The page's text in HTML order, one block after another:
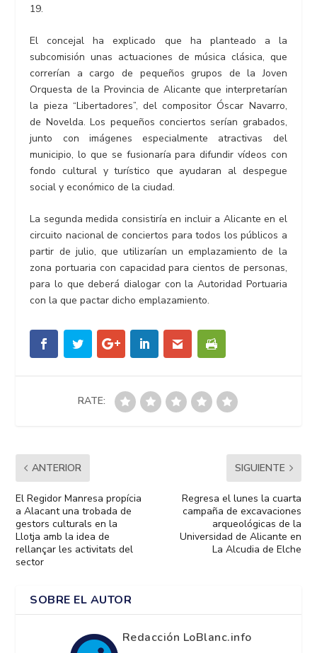
19.
El concejal ha explicado que ha planteado a la
subcomisión unas actuaciones de música clásica, que
correrían a cargo de pequeños grupos de la Joven
Orquesta de la Provincia de Alicante que interpretarían
la pieza “Libertadores”, del compositor Óscar Navarro,
de Novelda. Los pequeños conciertos serían grabados,
junto con imágenes especialmente atractivas del
municipio, lo que se fusionaría para difundir vídeos con
fondo cultural y turístico que ayudaran al despegue
social y económico de la ciudad.
La segunda medida consistiría en incluir a Alicante en el
circuito nacional de conciertos para todos los públicos a
partir de julio, que utilizarían un emplazamiento de la
zona portuaria con capacidad para cientos de personas,
para lo que deberá dialogar con la Autoridad Portuaria
con la que pactar dicho emplazamiento.
RATE:
ANTERIOR
El Regidor Manresa propícia
a Alacant una trobada de
gestors culturals en la
Llotja amb la idea de
rellançar les activitats del
sector
SIGUIENTE
Regresa el lunes la cuarta
campaña de excavaciones
arqueológicas de la
Universidad de Alicante en
La Alcudia de Elche
SOBRE EL AUTOR
Redacción LoBlanc.info